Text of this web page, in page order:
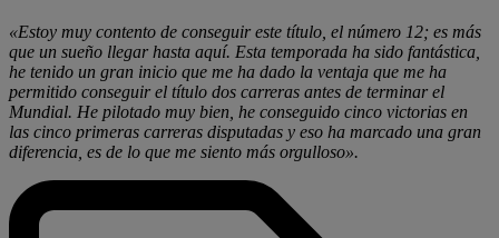
«Estoy muy contento de conseguir este título, el número 12; es más
que un sueño llegar hasta aquí. Esta temporada ha sido fantástica,
he tenido un gran inicio que me ha dado la ventaja que me ha
permitido conseguir el título dos carreras antes de terminar el
Mundial. He pilotado muy bien, he conseguido cinco victorias en
las cinco primeras carreras disputadas y eso ha marcado una gran
diferencia, es de lo que me siento más orgulloso».